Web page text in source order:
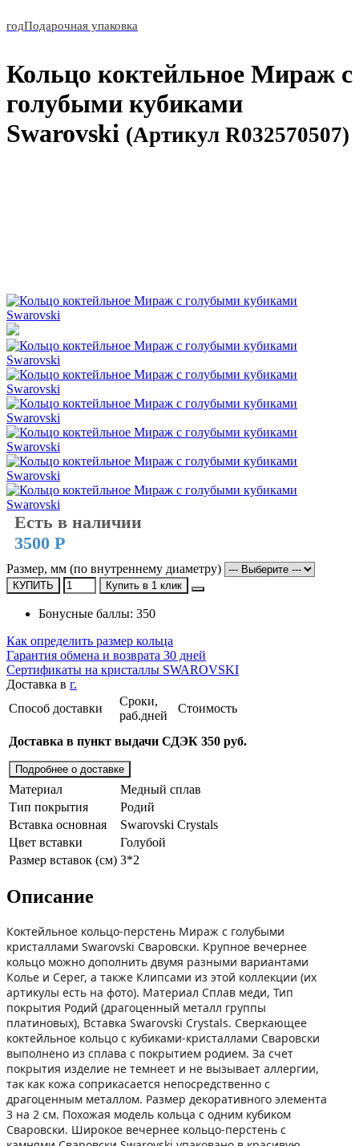
годПодарочная упаковка
Кольцо коктейльное Мираж с
голубыми кубиками
Swarovski (Артикул R032570507)
Есть в наличии
3500 Р
Размер, мм (по внутреннему диаметру)
КУПИТЬ Купить в 1 клик
Бонусные баллы: 350
Как определить размер кольца
Гарантия обмена и возврата 30 дней
Сертификаты на кристаллы SWAROVSKI
Доставка в г.
Способ доставки
Сроки,
раб.дней
Стоимость
Доставка в пункт выдачи СДЭК 350 руб.
Подробнее о доставке
Материал
Медный сплав
Тип покрытия
Родий
Вставка основная
Swarovski Crystals
Цвет вставки
Голубой
Размер вставок (см) 3*2
Описание
Коктейльное кольцо-перстень Мираж с голубыми
кристаллами Swarovski Сваровски. Крупное вечернее
кольцо можно дополнить двумя разными вариантами
Колье и Серег, а также Клипсами из этой коллекции (их
aртикулы есть на фoто). Материал Сплав меди, Тип
покрытия Родий (драгоценный металл группы
платиновых), Вставка Swarovski Crystals. Сверкающее
коктейльное кольцо с кубиками-кристаллами Сваровски
выполнено из сплава с покрытием родием. За счет
покрытия изделие не темнеет и не вызывает аллергии,
так как кожа соприкасается непосредственно с
драгоценным металлом. Размер декоративного элемента
3 на 2 см. Похожая модель кольца с одним кубиком
Сваровски. Широкое вечернее кольцо-перстень с